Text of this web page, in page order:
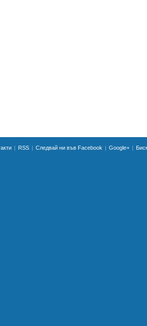
RSS Следвай ни във Facebook Google+